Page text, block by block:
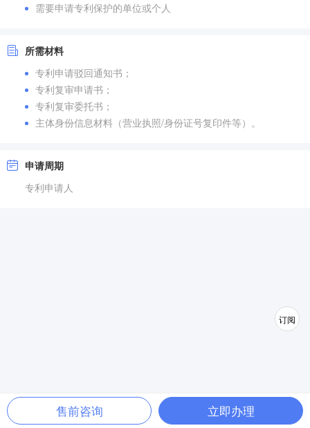
需要申请专利保护的单位或个人
所需材料
专利申请驳回通知书；
专利复审申请书；
专利复审委托书；
主体身份信息材料（营业执照/身份证号复印件等）。
申请周期
专利申请人
售前咨询 立即办理
订阅